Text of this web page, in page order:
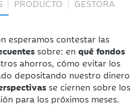
PRODUCTO GESTORA
esperamos contestar las
sobre: en qué fondos
ahorros, cómo evitar los
depositando nuestro dinero
se ciernen sobre los
para los próximos meses.